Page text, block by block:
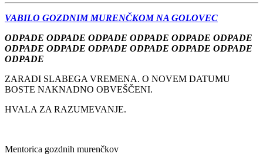
VABILO GOZDNIM MURENČKOM NA GOLOVEC
ODPADE ODPADE ODPADE ODPADE ODPADE ODPADE
ODPADE ODPADE ODPADE ODPADE ODPADE ODPADE
ODPADE
ZARADI SLABEGA VREMENA. O NOVEM DATUMU
BOSTE NAKNADNO OBVEŠČENI.
HVALA ZA RAZUMEVANJE.
Mentorica gozdnih murenčkov